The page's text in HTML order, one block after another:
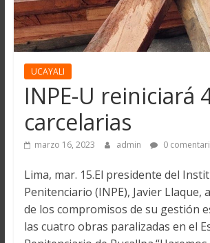
UCAYALI
INPE-U reiniciará
carcelarias
marzo 16, 2023 admin 0
Lima, mar. 15.El presidente del
Penitenciario (INPE), Javier Llaque,
de los compromisos de su gestión
las cuatro obras paralizadas en el